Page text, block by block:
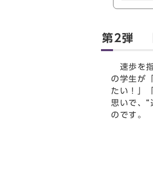
第2弾 「
速歩を指
の学生が
たい！」
思いで、“
のです。